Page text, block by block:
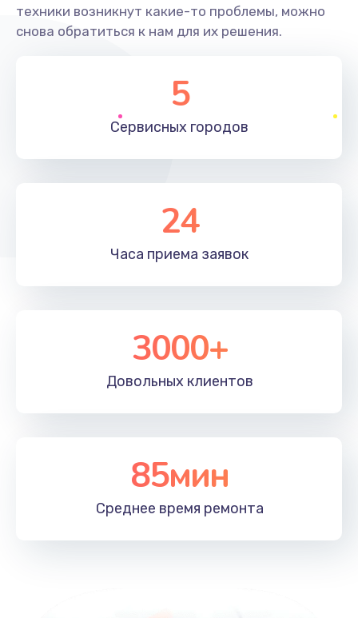
техники возникнут какие-то проблемы, можно
снова обратиться к нам для их решения.
5
Сервисных городов
24
Часа приема заявок
3000+
Довольных клиентов
85мин
Среднее время ремонта